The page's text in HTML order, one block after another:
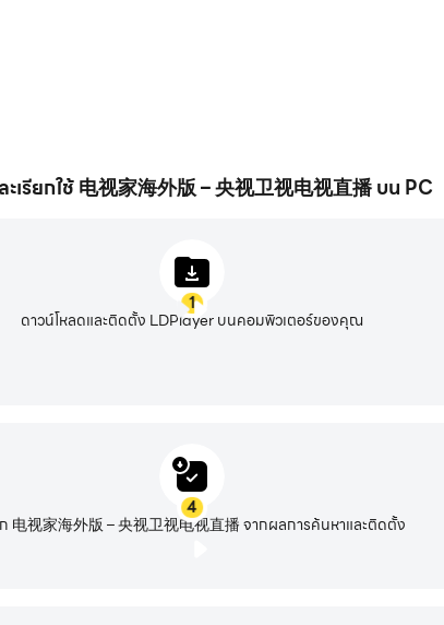
อินเทอร์เฟซทีวีคลาสสิก การทำงานที่คุ้นเคย เนื้อหาเพิ่มเติม
รแกรม: รองรับตามความต้องการและการเล่นหลังการเล่น
อดสดงานกาล่าเทศกาลฤดูใบไม้ผลิจากกล้องวงจรปิด งาน
เรียกใช้ 电视家海外版 – 央视卫视电视直播 บน PC
1
ดาวน์โหลดและติดตั้ง LDPlayer บนคอมพิวเตอร์ของคุณ
4
电视家海外版 – 央视卫视电视直播 จากผลการค้นหาและติดตั้ง